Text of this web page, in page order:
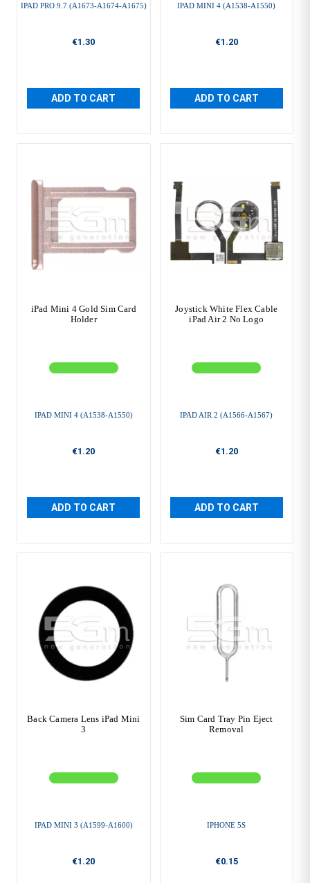
IPAD PRO 9.7 (A1673-A1674-A1675)
€1.30
ADD TO CART
IPAD MINI 4 (A1538-A1550)
€1.20
ADD TO CART
iPad Mini 4 Gold Sim Card
Holder
IPAD MINI 4 (A1538-A1550)
€1.20
ADD TO CART
Joystick White Flex Cable
iPad Air 2 No Logo
IPAD AIR 2 (A1566-A1567)
€1.20
ADD TO CART
Back Camera Lens iPad Mini
3
IPAD MINI 3 (A1599-A1600)
€1.20
Sim Card Tray Pin Eject
Removal
IPHONE 5S
€0.15